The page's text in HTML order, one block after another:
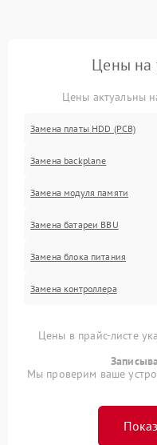
Цены на
Цены актуальны
Замена платы HDD (PCB)
Замена backplane
Замена модуля памяти
Замена батареи BBU
Замена блока питания
Замена контроллера
Цены в прайс-листе
Мы проверим ваше